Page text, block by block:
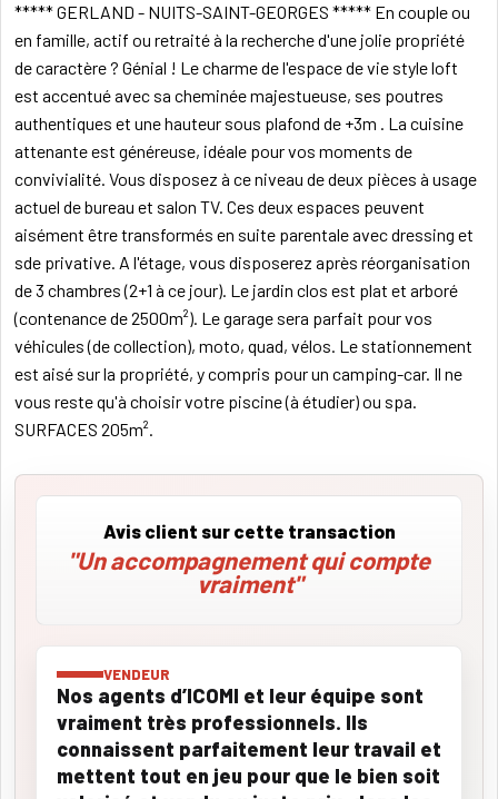
***** GERLAND - NUITS-SAINT-GEORGES ***** En couple ou
en famille, actif ou retraité à la recherche d'une jolie propriété
de caractère ? Génial ! Le charme de l'espace de vie style loft
est accentué avec sa cheminée majestueuse, ses poutres
authentiques et une hauteur sous plafond de +3m . La cuisine
attenante est généreuse, idéale pour vos moments de
convivialité. Vous disposez à ce niveau de deux pièces à usage
actuel de bureau et salon TV. Ces deux espaces peuvent
aisément être transformés en suite parentale avec dressing et
sde privative. A l'étage, vous disposerez après réorganisation
de 3 chambres (2+1 à ce jour). Le jardin clos est plat et arboré
(contenance de 2500m²). Le garage sera parfait pour vos
véhicules (de collection), moto, quad, vélos. Le stationnement
est aisé sur la propriété, y compris pour un camping-car. Il ne
vous reste qu'à choisir votre piscine (à étudier) ou spa.
SURFACES 205m².
Avis client sur cette transaction
"Un accompagnement qui compte
vraiment"
VENDEUR
Nos agents d’ICOMI et leur équipe sont
vraiment très professionnels. Ils
connaissent parfaitement leur travail et
mettent tout en jeu pour que le bien soit